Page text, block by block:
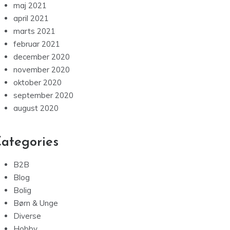
maj 2021
april 2021
marts 2021
februar 2021
december 2020
november 2020
oktober 2020
september 2020
august 2020
B2B
Blog
Bolig
Børn & Unge
Diverse